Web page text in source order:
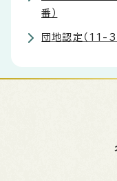
番）
団地認定（11-